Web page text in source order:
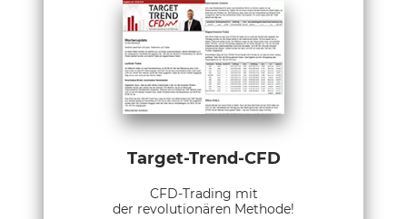
Target-Trend-CFD
CFD-Trading mit
der revolutionären Methode!